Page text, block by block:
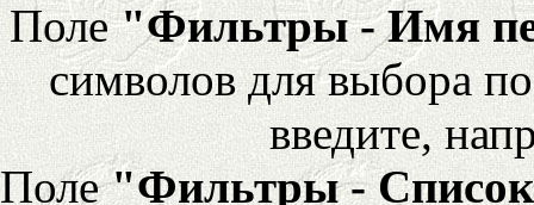
Поле"Фильтры - Имя
символов для выбора
введите,
Поле"Фильтры - Список